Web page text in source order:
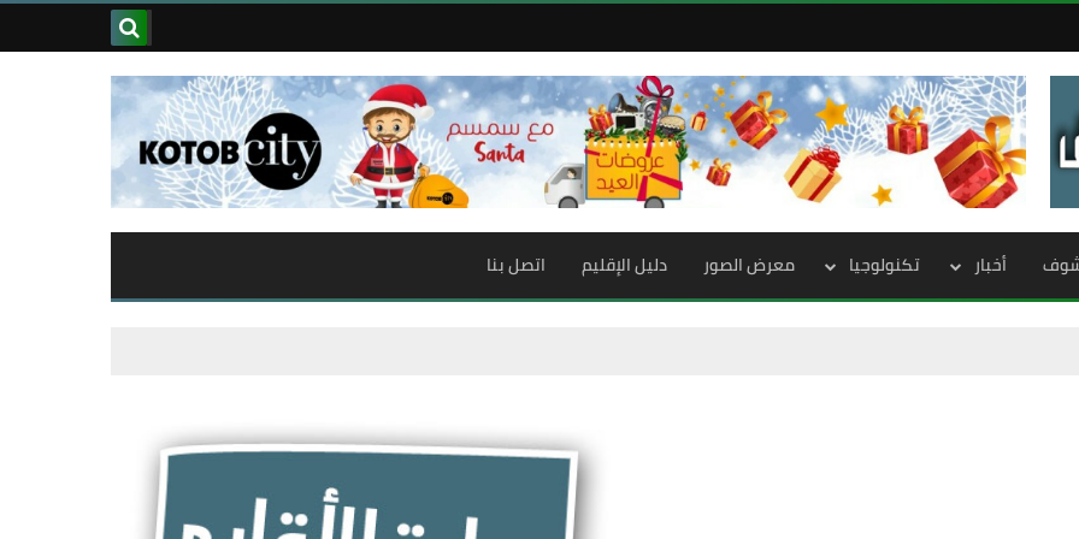
أخبار تكنولوجيا معرض الصور دليل الإقليم اتصل بنا